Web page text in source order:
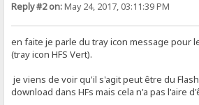
Reply #2 on:May 24, 2017, 03:11:39 PM
en faite je parle du tray icon message pour
(tray icon HFS Vert).
je viens de voir qu'il s'agit peut être du
download dans HFs mais cela n'a pas l'aire